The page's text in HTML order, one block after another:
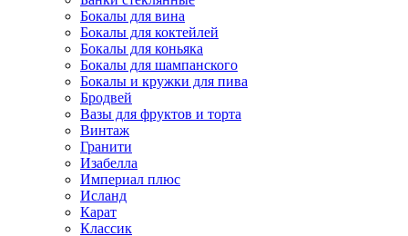
Бокалы для вина
Бокалы для коктейлей
Бокалы для коньяка
Бокалы для шампанского
Бокалы и кружки для пива
Бродвей
Вазы для фруктов и торта
Винтаж
Гранити
Изабелла
Империал плюс
Исланд
Карат
Классик